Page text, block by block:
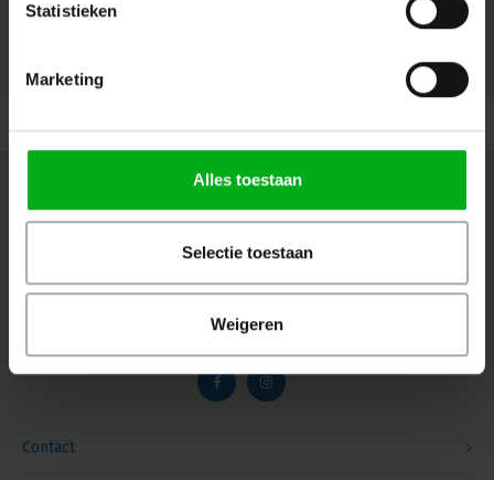
Statistieken
Marketing
Alles toestaan
Selectie toestaan
Weigeren
© Copyright 2026 Megalight sa/nv - Theme by Shopmonkey
Contact
Volg ons